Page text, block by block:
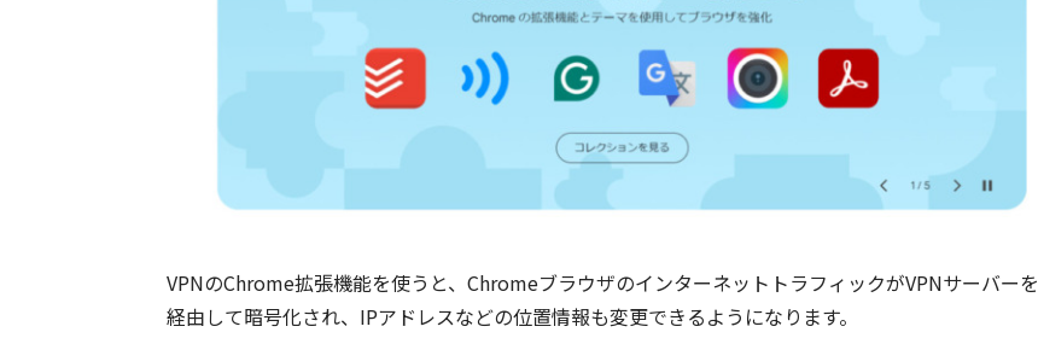
VPNのChrome拡張機能を使うと、ChromeブラウザのインターネットトラフィックがVPNサーバーを
経由して暗号化され、IPアドレスなどの位置情報も変更できるようになります。